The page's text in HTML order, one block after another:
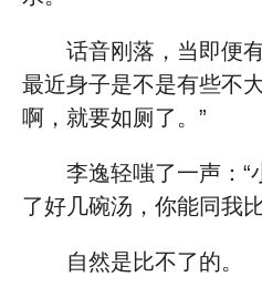
话音刚落，当即便
最近身子是不是有些不
啊，就要如厕了。”
李逸轻嗤了一声：“
了好几碗汤，你能同我
自然是比不了的。